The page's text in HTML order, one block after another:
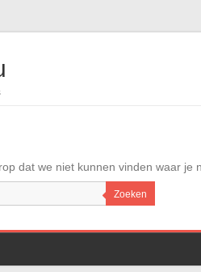
dat we niet kunnen vinden waar je
Zoeken